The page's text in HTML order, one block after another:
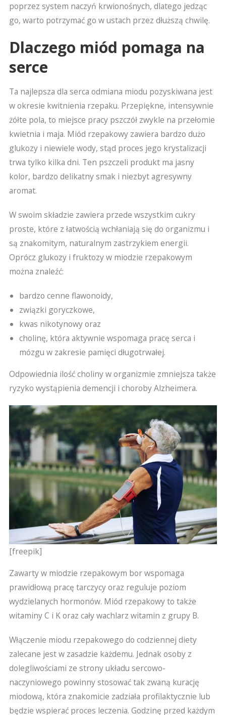
poprzez system naczyń krwionośnych, dlatego jedząc
go, warto potrzymać go w ustach przez dłuższą chwilę.
Dlaczego miód pomaga na
serce
Ta najlepsza dla serca odmiana miodu pozyskiwana jest
w okresie kwitnienia rzepaku. Przepiękne, intensywnie
żółte pola, to miejsce pracy pszczół zwykle na przełomie
kwietnia i maja. Miód rzepakowy zawiera bardzo dużo
glukozy i niewiele wody, stąd proces jego krystalizacji
trwa tylko kilka dni. Ten pszczeli produkt ma jasny
kolor, bardzo delikatny smak i niezbyt agresywny
aromat.
W swoim składzie zawiera przede wszystkim cukry
proste, które z łatwością wchłaniają się do organizmu i
są znakomitym, naturalnym zastrzykiem energii.
Oprócz glukozy i fruktozy w miodzie rzepakowym
można znaleźć:
bardzo cenne flawonoidy,
związki goryczkowe,
kwas nikotynowy oraz
cholinę, która aktywnie wspomaga pracę serca i
mózgu w zakresie pamięci długotrwałej.
Odpowiednia ilość choliny w organizmie zmniejsza także
ryzyko wystąpienia demencji i choroby Alzheimera.
[freepik]
Zawarty w miodzie rzepakowym bor wspomaga
prawidłową pracę tarczycy oraz reguluje poziom
wydzielanych hormonów. Miód rzepakowy to także
witaminy C i K oraz cały wachlarz witamin z grupy B.
Włączenie miodu rzepakowego do codziennej diety
zalecane jest w zasadzie każdemu. Jednak osoby z
dolegliwościami ze strony układu sercowo-
naczyniowego powinny stosować tak zwaną kurację
miodową, która znakomicie zadziała profilaktycznie lub
będzie wspierać proces leczenia. Godzinę przed każdym